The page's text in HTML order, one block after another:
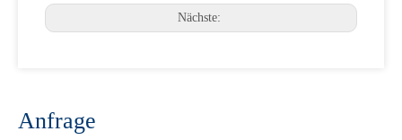
Nächste:
Anfrage